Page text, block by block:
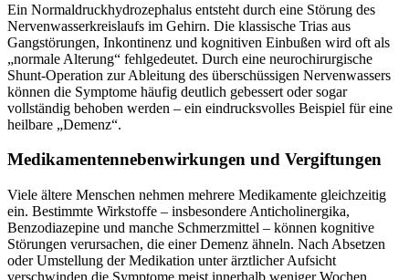
Ein Normaldruckhydrozephalus entsteht durch eine Störung des
Nervenwasserkreislaufs im Gehirn. Die klassische Trias aus
Gangstörungen, Inkontinenz und kognitiven Einbußen wird oft als
„normale Alterung“ fehlgedeutet. Durch eine neurochirurgische
Shunt-Operation zur Ableitung des überschüssigen Nervenwassers
können die Symptome häufig deutlich gebessert oder sogar
vollständig behoben werden – ein eindrucksvolles Beispiel für eine
heilbare „Demenz“.
Medikamentennebenwirkungen und Vergiftungen
Viele ältere Menschen nehmen mehrere Medikamente gleichzeitig
ein. Bestimmte Wirkstoffe – insbesondere Anticholinergika,
Benzodiazepine und manche Schmerzmittel – können kognitive
Störungen verursachen, die einer Demenz ähneln. Nach Absetzen
oder Umstellung der Medikation unter ärztlicher Aufsicht
verschwinden die Symptome meist innerhalb weniger Wochen